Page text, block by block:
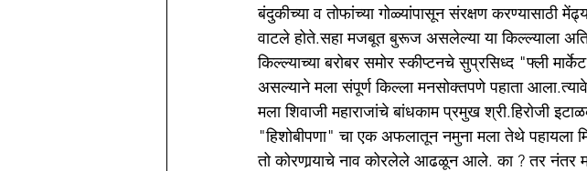
बंदुकीच्या व तोफांच्या गोळ्यांपासून संरक्षण करण्यासाठी
वाटले होते.सहा मजबूत बुरूज असलेल्या या किल्ल्याला
किल्ल्याच्या बरोबर समोर स्कीप्टनचे सुप्रसिध्द "फ्ली
असल्याने मला संपूर्ण किल्ला मनसोक्तपणे पहाता
मला शिवाजी महाराजांचे बांधकाम प्रमुख श्री.हिरोजी
"हिशोबीपणा" चा एक अफलातून नमुना मला तेथे पहायला
तो कोरणार्‍याचे नाव कोरलेले आढळून आले. का ? तर नंतर